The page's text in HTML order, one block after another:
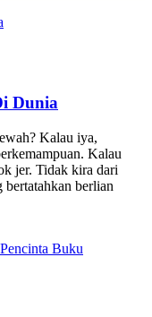
Dunia
Kalau iya,
Kalau
jer. Tidak kira dari
bertatahkan berlian